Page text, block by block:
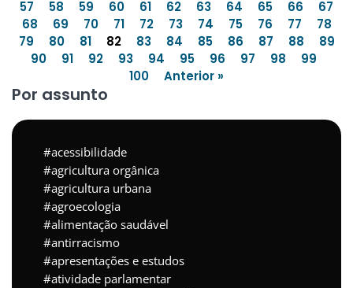
57
58 59 60 61 62 63 64 65 66
67
68
69 70 71 72 73 74 75 76 77
78
79
80 81 82 83 84 85 86 87 88
89
90
91 92 93 94 95 96 97 98
99
100
Anterior »
Por assunto
acessibilidade
agricultura orgânica
agricultura urbana
agroecologia
alimentação saudável
antirracismo
apresentações e estudos
atividade parlamentar